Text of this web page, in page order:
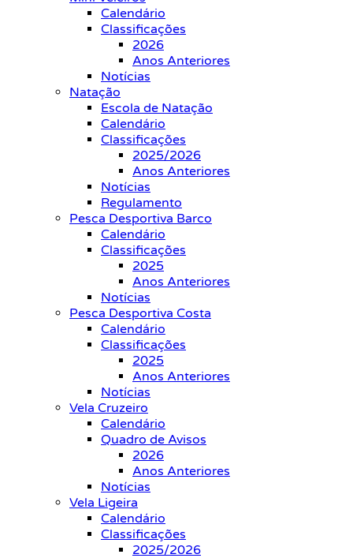
Calendário
Classificações
2026
Anos Anteriores
Notícias
Natação
Escola de Natação
Calendário
Classificações
2025/2026
Anos Anteriores
Notícias
Regulamento
Pesca Desportiva Barco
Calendário
Classificações
2025
Anos Anteriores
Notícias
Pesca Desportiva Costa
Calendário
Classificações
2025
Anos Anteriores
Notícias
Vela Cruzeiro
Calendário
Quadro de Avisos
2026
Anos Anteriores
Notícias
Vela Ligeira
Calendário
Classificações
2025/2026